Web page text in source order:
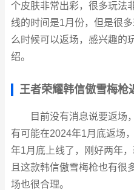
个皮肤非常出彩，很多玩法
线的时间是1月份，但是很
么时候可以返场，感兴趣的
绍。
王者荣耀韩信傲雪梅枪
目前没有消息说要返场
有可能在2024年1月底返场
年1月底上线了，刚好两年
且这款韩信傲雪梅枪也有很
场也很合理。